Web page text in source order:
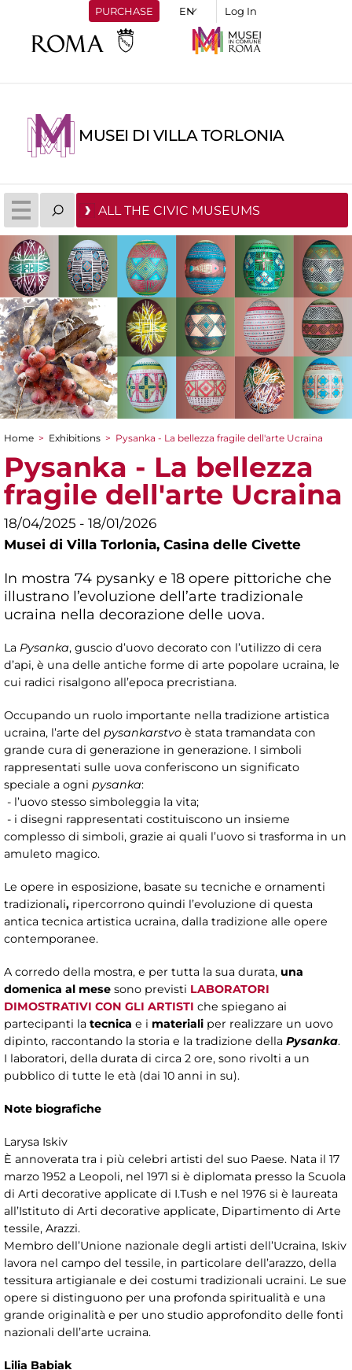
PURCHASE Log In
MUSEI DI VILLA TORLONIA
ALL THE CIVIC MUSEUMS
You are here
Home > Exhibitions > Pysanka - La bellezza fragile dell'arte Ucraina
Pysanka - La bellezza
fragile dell'arte Ucraina
18/04/2025 - 18/01/2026
Musei di Villa Torlonia, Casina delle Civette
In mostra 74 pysanky e 18 opere pittoriche che
illustrano l’evoluzione dell’arte tradizionale
ucraina nella decorazione delle uova.
La Pysanka, guscio d’uovo decorato con l’utilizzo di cera
d’api, è una delle antiche forme di arte popolare ucraina, le
cui radici risalgono all’epoca precristiana.
Occupando un ruolo importante nella tradizione artistica
ucraina, l’arte del pysankarstvo è stata tramandata con
grande cura di generazione in generazione. I simboli
rappresentati sulle uova conferiscono un significato
speciale a ogni pysanka:
- l’uovo stesso simboleggia la vita;
- i disegni rappresentati costituiscono un insieme
complesso di simboli, grazie ai quali l’uovo si trasforma in un
amuleto magico.
Le opere in esposizione, basate su tecniche e ornamenti
tradizionali, ripercorrono quindi l’evoluzione di questa
antica tecnica artistica ucraina, dalla tradizione alle opere
contemporanee.
A corredo della mostra, e per tutta la sua durata, una
domenica al mese sono previsti LABORATORI
DIMOSTRATIVI CON GLI ARTISTI che spiegano ai
partecipanti la tecnica e i materiali per realizzare un uovo
dipinto, raccontando la storia e la tradizione della Pysanka.
I laboratori, della durata di circa 2 ore, sono rivolti a un
pubblico di tutte le età (dai 10 anni in su).
Note biografiche
Larysa Iskiv
È annoverata tra i più celebri artisti del suo Paese. Nata il 17
marzo 1952 a Leopoli, nel 1971 si è diplomata presso la Scuola
di Arti decorative applicate di I.Tush e nel 1976 si è laureata
all’Istituto di Arti decorative applicate, Dipartimento di Arte
tessile, Arazzi.
Membro dell’Unione nazionale degli artisti dell’Ucraina, Iskiv
lavora nel campo del tessile, in particolare dell’arazzo, della
tessitura artigianale e dei costumi tradizionali ucraini. Le sue
opere si distinguono per una profonda spiritualità e una
grande originalità e per uno studio approfondito delle fonti
nazionali dell’arte ucraina.
Lilia Babiak